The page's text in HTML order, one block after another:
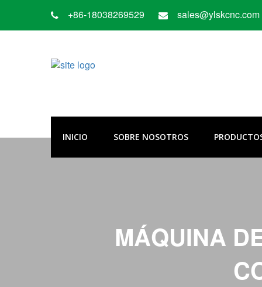
+86-18038269529 sales@ylskcnc.com
INICIO SOBRE NOSOTROS
MÁQUINA